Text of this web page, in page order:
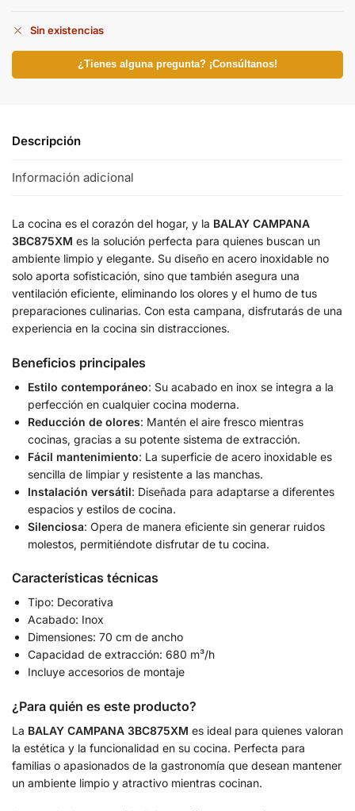
Sin existencias
¿Tienes alguna pregunta? ¡Consúltanos!
Descripción
Información adicional
La cocina es el corazón del hogar, y la BALAY CAMPANA
3BC875XM es la solución perfecta para quienes buscan un
ambiente limpio y elegante. Su diseño en acero inoxidable no
solo aporta sofisticación, sino que también asegura una
ventilación eficiente, eliminando los olores y el humo de tus
preparaciones culinarias. Con esta campana, disfrutarás de una
experiencia en la cocina sin distracciones.
Beneficios principales
Estilo contemporáneo: Su acabado en inox se integra a la
perfección en cualquier cocina moderna.
Reducción de olores: Mantén el aire fresco mientras
cocinas, gracias a su potente sistema de extracción.
Fácil mantenimiento: La superficie de acero inoxidable es
sencilla de limpiar y resistente a las manchas.
Instalación versátil: Diseñada para adaptarse a diferentes
espacios y estilos de cocina.
Silenciosa: Opera de manera eficiente sin generar ruidos
molestos, permitiéndote disfrutar de tu cocina.
Características técnicas
Tipo: Decorativa
Acabado: Inox
Dimensiones: 70 cm de ancho
Capacidad de extracción: 680 m³/h
Incluye accesorios de montaje
¿Para quién es este producto?
La BALAY CAMPANA 3BC875XM es ideal para quienes valoran
la estética y la funcionalidad en su cocina. Perfecta para
familias o apasionados de la gastronomía que desean mantener
un ambiente limpio y atractivo mientras cocinan.